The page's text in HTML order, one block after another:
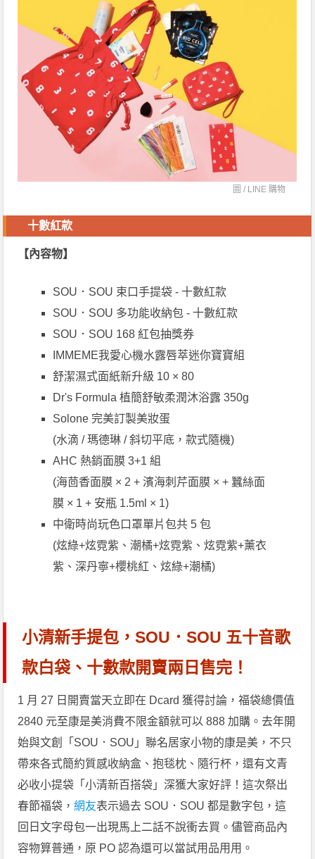
圖 / LINE 購物
十數紅款
【內容物】
SOU．SOU 束口手提袋 - 十數紅款
SOU．SOU 多功能收納包 - 十數紅款
SOU．SOU 168 紅包抽獎券
IMMEME我愛心機水露唇萃迷你寶寶組
舒潔濕式面紙新升級 10 × 80
Dr's Formula 植簡舒敏柔潤沐浴露 350g
Solone 完美訂製美妝蛋
(水滴 / 瑪德琳 / 斜切平底，款式隨機)
AHC 熱銷面膜 3+1 組
(海茴香面膜 × 2 + 濱海刺芹面膜 × + 蠶絲面
膜 × 1 + 安瓶 1.5ml × 1)
中衛時尚玩色口罩單片包共 5 包
(炫綠+炫霓紫、潮橘+炫霓紫、炫霓紫+薰衣
紫、深丹寧+櫻桃紅、炫綠+潮橘)
小清新手提包，SOU．SOU 五十音歌
款白袋、十數款開賣兩日售完！
1 月 27 日開賣當天立即在 Dcard 獲得討論，福袋總價值
2840 元至康是美消費不限金額就可以 888 加購。去年開
始與文創「SOU．SOU」聯名居家小物的康是美，不只
帶來各式簡約質感收納盒、抱毯枕、隨行杯，還有文青
必收小提袋「小清新百搭袋」深獲大家好評！這次祭出
春節福袋，網友表示過去 SOU．SOU 都是數字包，這
回日文字母包一出現馬上二話不說衝去買。儘管商品內
容物算普通，原 PO 認為還可以當試用品用用。